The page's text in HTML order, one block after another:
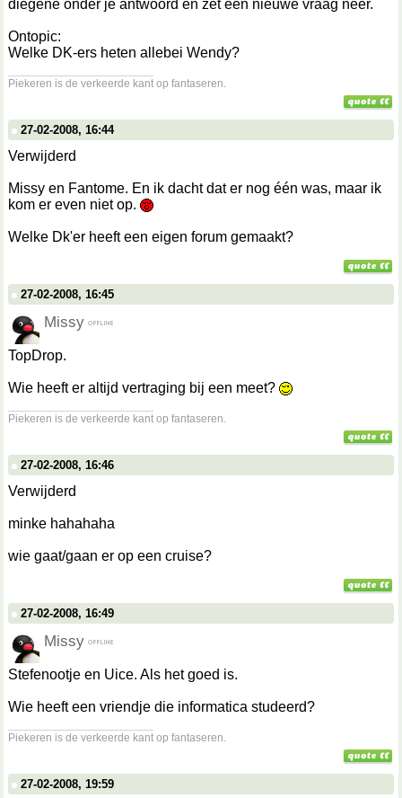
diegene onder je antwoord en zet een nieuwe vraag neer.
Ontopic:
Welke DK-ers heten allebei Wendy?
Piekeren is de verkeerde kant op fantaseren.
27-02-2008, 16:44
Verwijderd
Missy en Fantome. En ik dacht dat er nog één was, maar ik
kom er even niet op.
Welke Dk'er heeft een eigen forum gemaakt?
27-02-2008, 16:45
Missy
TopDrop.
Wie heeft er altijd vertraging bij een meet?
Piekeren is de verkeerde kant op fantaseren.
27-02-2008, 16:46
Verwijderd
minke hahahaha
wie gaat/gaan er op een cruise?
27-02-2008, 16:49
Missy
Stefenootje en Uice. Als het goed is.
Wie heeft een vriendje die informatica studeerd?
Piekeren is de verkeerde kant op fantaseren.
27-02-2008, 19:59